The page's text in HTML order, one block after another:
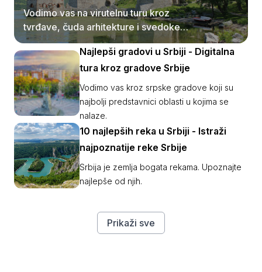
Vodimo vas na virutelnu turu kroz
tvrđave, čuda arhitekture i svedoke
srednjovekovne Srbije.
Najlepši gradovi u Srbiji - Digitalna
tura kroz gradove Srbije
Vodimo vas kroz srpske gradove koji su
najbolji predstavnici oblasti u kojima se
nalaze.
10 najlepših reka u Srbiji - Istraži
najpoznatije reke Srbije
Srbija je zemlja bogata rekama. Upoznajte
najlepše od njih.
Prikaži sve